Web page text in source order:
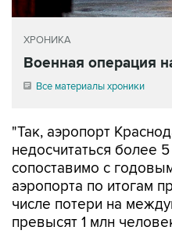
ХРОНИКА
Военная операция
Все материалы хроники
"Так, аэропорт
недосчитаться более
сопоставимо с
аэропорта по итогам
числе потери на
превысят 1 млн